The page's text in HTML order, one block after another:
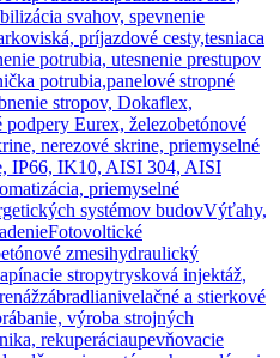
svahov, spevnenie
príjazdové cesty,tesniaca
potrubia, utesnenie prestupov
potrubia,panelové stropné
stropov, Dokaflex,
Eurex, železobetónové
nerezové skrine, priemyselné
IP66, IK10, AISI 304, AISI
priemyselné
systémov budovVýťahy,
Fotovoltické
zmesihydraulický
stropytrysková injektáž,
zábradlianivelačné a stierkové
výroba strojných
rekuperáciaupevňovacie